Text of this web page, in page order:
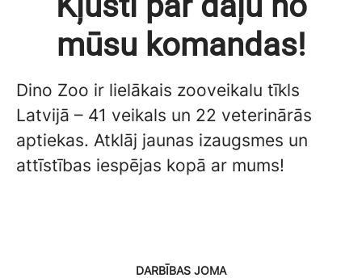
mūsu komandas!
Dino Zoo ir lielākais zooveikalu tīkls
Latvijā – 41 veikals un 22 veterinārās
aptiekas. Atklāj jaunas izaugsmes un
attīstības iespējas kopā ar mums!
DARBĪBAS JOMA